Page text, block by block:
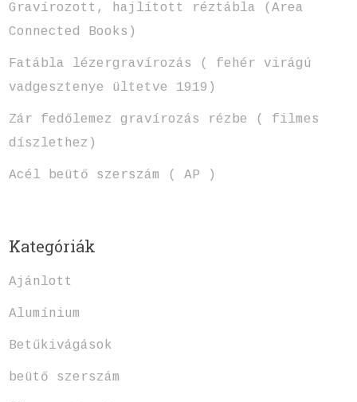
Gravírozott, hajlított réztábla (Area
Connected Books)
Fatábla lézergravírozás ( fehér virágú
vadgesztenye ültetve 1919)
Zár fedőlemez gravírozás rézbe ( filmes
díszlethez)
Acél beütő szerszám ( AP )
Kategóriák
Ajánlott
Alumínium
Betűkivágások
beütő szerszám